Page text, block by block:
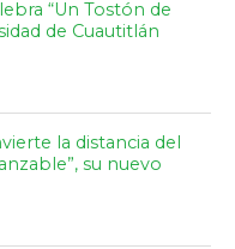
“Un Tostón de
de Cuautitlán
la distancia del
su nuevo